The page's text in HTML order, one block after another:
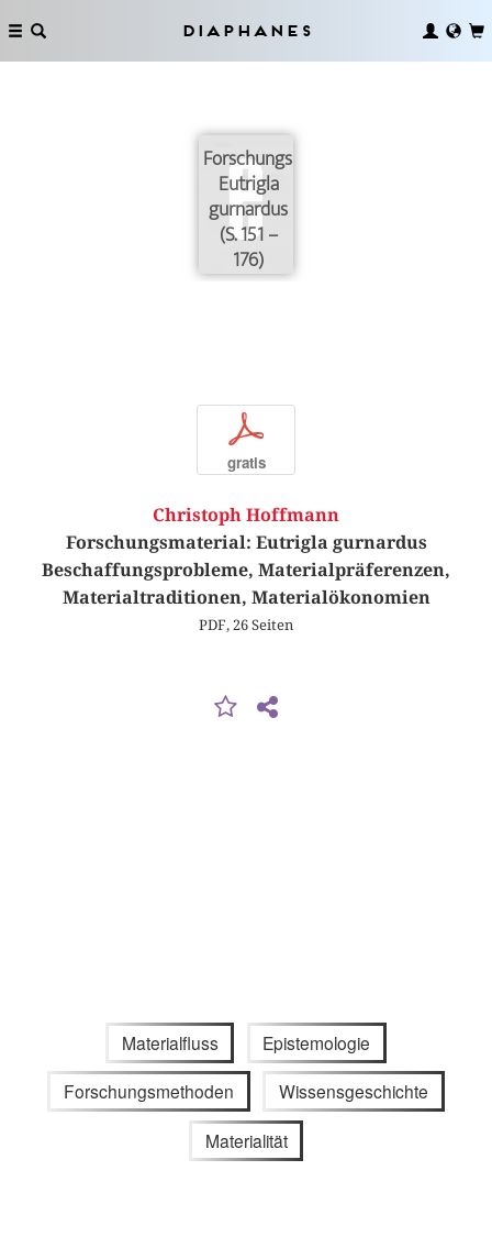
Diaphanes
Forschungsmaterial:
Eutrigla
gurnardus
(S. 151 –
176)
p
gratis
Christoph Hoffmann
Forschungsmaterial: Eutrigla gurnardus
Beschaffungsprobleme, Materialpräferenzen,
Materialtraditionen, Materialökonomien
PDF, 26 Seiten
Materialfluss Epistemologie
Forschungsmethoden Wissensgeschichte
Materialität